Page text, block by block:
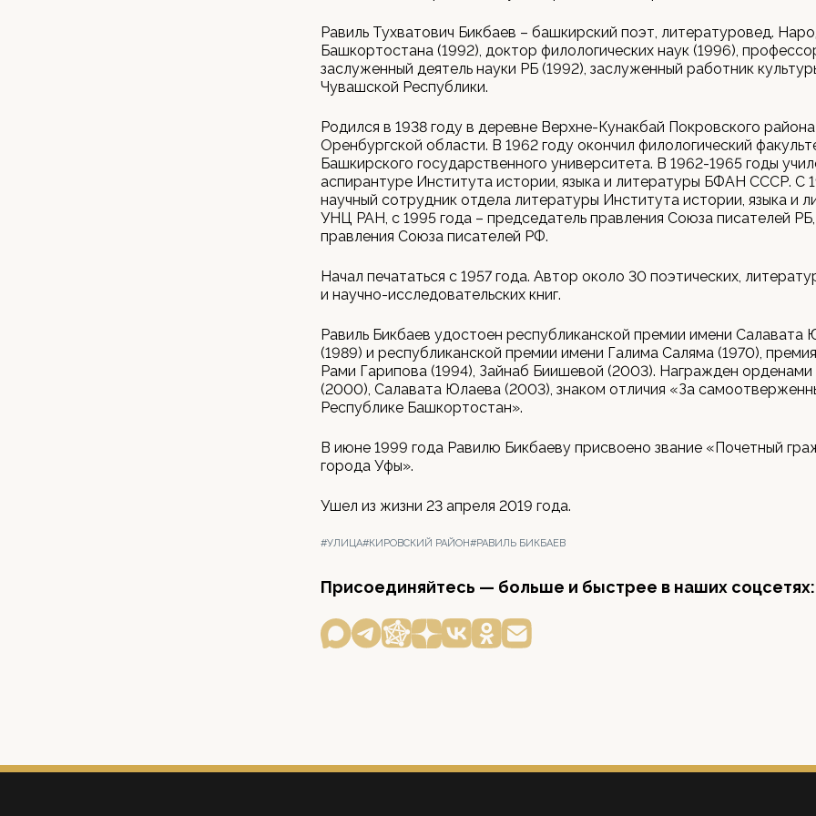
Равиль Тухватович Бикбаев – башкирский поэт, литературовед.
Башкортостана (1992), доктор филологических наук (1996),
заслуженный деятель науки РБ (1992), заслуженный работник
Чувашской Республики.
Родился в 1938 году в деревне Верхне-Кунакбай Покровского района
Оренбургской области. В 1962 году окончил филологический
Башкирского государственного университета. В 1962-1965 годы
аспирантуре Института истории, языка и литературы БФАН СССР. C
научный сотрудник отдела литературы Института истории, языка и
УНЦ РАН, с 1995 года – председатель правления Союза писателей
правления Союза писателей РФ.
Начал печататься с 1957 года. Автор около 30 поэтических,
и научно-исследовательских книг.
Равиль Бикбаев удостоен республиканской премии имени Салавата
(1989) и республиканской премии имени Гaлима Саляма (1970),
Рами Гарипова (1994), Зайнаб Биишевой (2003). Награжден
(2000), Салавата Юлаева (2003), знаком отличия «За
Республике Башкортостан».
B июне 1999 года Равилю Бикбаеву присвоено звание «Почетный
города Уфы».
Ушел из жизни 23 апреля 2019 года.
#УЛИЦА#КИРОВСКИЙ РАЙОН#РАВИЛЬ БИКБАЕВ
Присоединяйтесь — больше и быстрее в наших соцсетях: